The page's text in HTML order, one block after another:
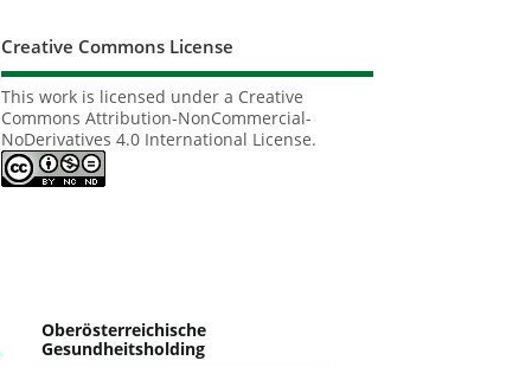
Creative Commons License
This work is licensed under a Creative
Commons Attribution-NonCommercial-
NoDerivatives 4.0 International License.
Oberösterreichische
Gesundheitsholding